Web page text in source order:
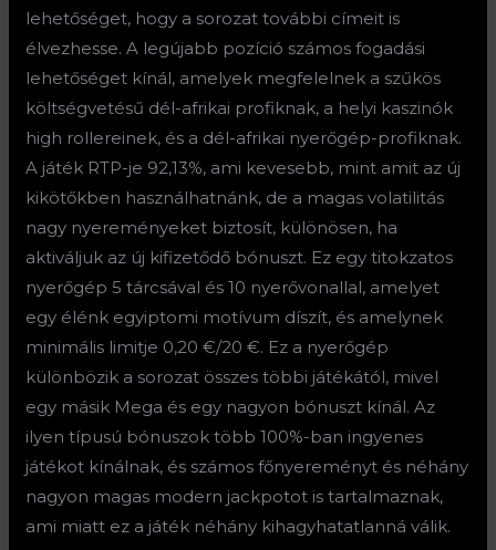
lehetőséget, hogy a sorozat további címeit is
élvezhesse. A legújabb pozíció számos fogadási
lehetőséget kínál, amelyek megfelelnek a szűkös
költségvetésű dél-afrikai profiknak, a helyi kaszinók
high rollereinek, és a dél-afrikai nyerőgép-profiknak.
A játék RTP-je 92,13%, ami kevesebb, mint amit az új
kikötőkben használhatnánk, de a magas volatilitás
nagy nyereményeket biztosít, különösen, ha
aktiváljuk az új kifizetődő bónuszt. Ez egy titokzatos
nyerőgép 5 tárcsával és 10 nyerővonallal, amelyet
egy élénk egyiptomi motívum díszít, és amelynek
minimális limitje 0,20 €/20 €. Ez a nyerőgép
különbözik a sorozat összes többi játékától, mivel
egy másik Mega és egy nagyon bónuszt kínál. Az
ilyen típusú bónuszok több 100%-ban ingyenes
játékot kínálnak, és számos főnyereményt és néhány
nagyon magas modern jackpotot is tartalmaznak,
ami miatt ez a játék néhány kihagyhatatlanná válik.